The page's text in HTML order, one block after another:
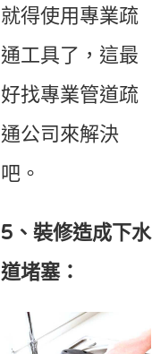
就得使用專業疏
通工具了，這最
好找專業管道疏
通公司來解決
吧。
5、裝修造成下水
道堵塞：